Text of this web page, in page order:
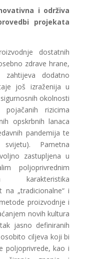
i održiva
projekata
dostatnih
zdrave hrane,
dodatno
još izraženija u
okolnosti
rizicima
opskrbnih lanaca
pandemija te
Pametna
zastupljena u
poljoprivrednim
karakteristika
na „tradicionalne“ i
proizvodnje i
novih kultura
jasno definiranih
ciljeva koji bi
poljoprivrede, kao i